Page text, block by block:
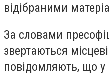
відібраними
За словами
звертаються
повідомляють, що у